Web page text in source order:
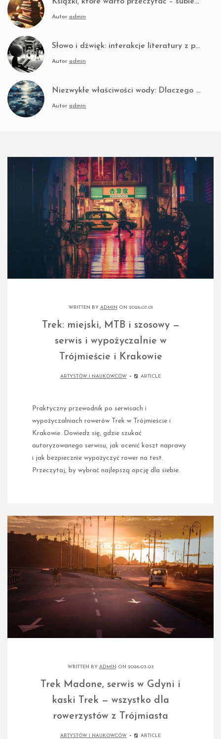
2025-11-28
2025-11-21
Wpływ muzyki afrykańskiej na rozwój jazzu
2025-11-14
Książki, które warto przeczytać – subiektywny ranking i opinie
Autor admin
Słowo i dźwięk: interakcje literatury z pejzażem dźwiękowym
Autor admin
Niezwykłe właściwości wody: Dlaczego lód unosi się na powierzchni
Autor admin
WRITTEN BY ADMIN ON 2026-07-01
Trek: miejski, MTB i szosowy —
serwis i wypożyczalnie w
Trójmieście i Krakowie
ARTYSTÓW I NAUKOWCÓW ARTICLE
Praktyczny przewodnik po serwisach i
wypożyczalniach rowerów Trek w Trójmieście i
Krakowie. Dowiedz się, gdzie szukać
autoryzowanego serwisu, jak ocenić koszt naprawy
i jak bezpiecznie wypożyczyć rower na test.
Przeczytaj, by wybrać najlepszą opcję dla siebie.
WRITTEN BY ADMIN ON 2026-03-03
Trek Madone, serwis w Gdyni i
kaski Trek — wszystko dla
rowerzystów z Trójmiasta
ARTYSTÓW I NAUKOWCÓW ARTICLE